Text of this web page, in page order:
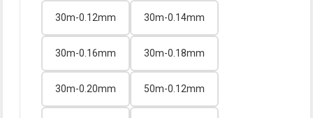
30m-0.12mm 30m-0.14mm
30m-0.16mm 30m-0.18mm
30m-0.20mm 50m-0.12mm